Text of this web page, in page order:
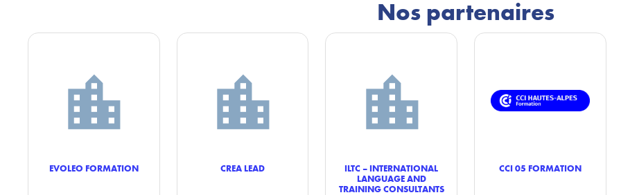
Nos partenaires
EVOLEO FORMATION CREA LEAD
ILTC – INTERNATIONAL
LANGUAGE AND
TRAINING CONSULTANTS
CCI 05 FORMATION